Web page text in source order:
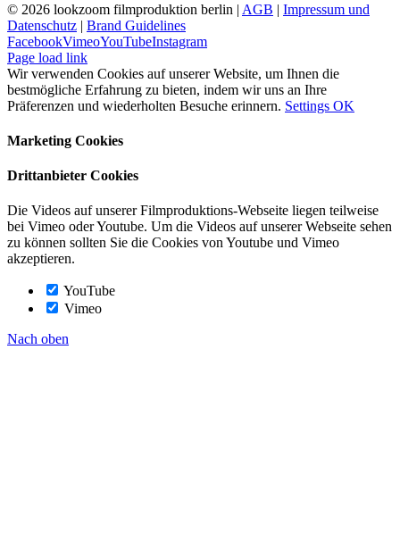
© 2026 lookzoom filmproduktion berlin | AGB | Impressum und
Datenschutz | Brand Guidelines
FacebookVimeoYouTubeInstagram
Page load link
Wir verwenden Cookies auf unserer Website, um Ihnen die
bestmögliche Erfahrung zu bieten, indem wir uns an Ihre
Präferenzen und wiederholten Besuche erinnern. Settings OK
Marketing Cookies
Drittanbieter Cookies
Die Videos auf unserer Filmproduktions-Webseite liegen teilweise
bei Vimeo oder Youtube. Um die Videos auf unserer Webseite sehen
zu können sollten Sie die Cookies von Youtube und Vimeo
akzeptieren.
YouTube
Vimeo
Nach oben